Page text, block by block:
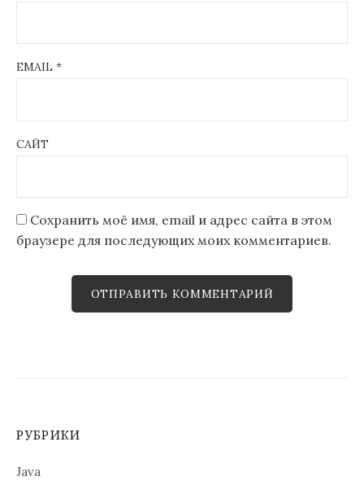
EMAIL *
САЙТ
Сохранить моё имя, email и адрес сайта в этом
браузере для последующих моих комментариев.
РУБРИКИ
Java